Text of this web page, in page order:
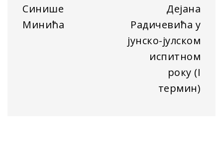
Синише
Минића
Дејана
Радичевића у
jунско-јулском
испитном
року (I
термин)